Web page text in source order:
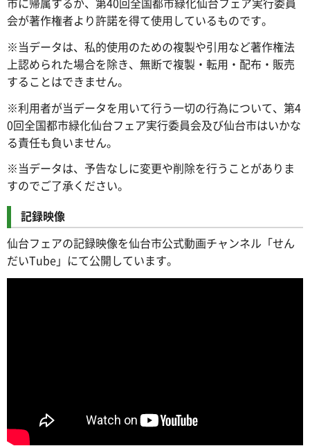
会が著作権者より許諾を得て使用しているものです。
※当データは、私的使用のための複製や引用など著作権法
上認められた場合を除き、無断で複製・転用・配布・販売
することはできません。
※利用者が当データを用いて行う一切の行為について、第4
0回全国都市緑化仙台フェア実行委員会及び仙台市はいかな
る責任も負いません。
※当データは、予告なしに変更や削除を行うことがありま
すのでご了承ください。
記録映像
仙台フェアの記録映像を仙台市公式動画チャンネル「せん
だいTube」にて公開しています。